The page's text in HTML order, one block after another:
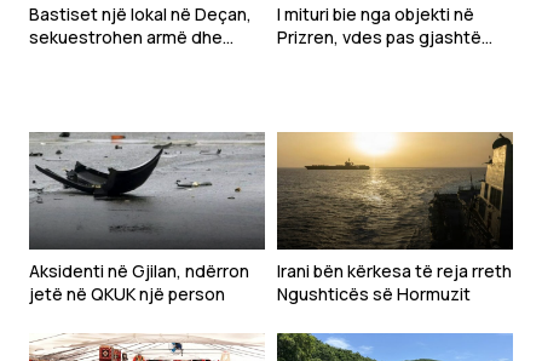
Bastiset një lokal në Deçan,
sekuestrohen armë dhe
I mituri bie nga objekti në
Prizren, vdes pas gjashtë
Aksidenti në Gjilan, ndërron
jetë në QKUK një person
Irani bën kërkesa të reja rreth
Ngushticës së Hormuzit